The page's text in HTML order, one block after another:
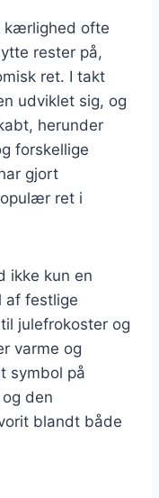
kærlighed ofte
rester på,
ret. I takt
udviklet sig, og
herunder
forskellige
gjort
ret i
ikke kun en
af festlige
julefrokoster og
varme og
symbol på
den
blandt både